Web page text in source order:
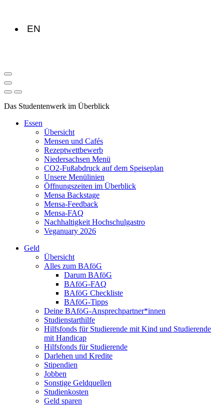
EN
Das Studentenwerk im Überblick
Essen
Übersicht
Mensen und Cafés
Rezeptwettbewerb
Niedersachsen Menü
CO2-Fußabdruck auf dem Speiseplan
Unsere Menülinien
Öffnungszeiten im Überblick
Mensa Backstage
Mensa-Feedback
Mensa-FAQ
Nachhaltigkeit Hochschulgastro
Veganuary 2026
Geld
Übersicht
Alles zum BAföG
Darum BAföG
BAföG-FAQ
BAföG Checkliste
BAföG-Tipps
Deine BAföG-Ansprechpartner*innen
Studienstarthilfe
Hilfsfonds für Studierende mit Kind und Studierende
mit Handicap
Hilfsfonds für Studierende
Darlehen und Kredite
Stipendien
Jobben
Sonstige Geldquellen
Studienkosten
Geld sparen